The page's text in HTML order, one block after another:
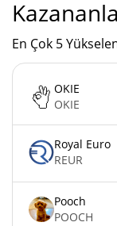
En Çok 5
OKIE
OKIE
Royal Euro
REUR
Pooch
POOCH